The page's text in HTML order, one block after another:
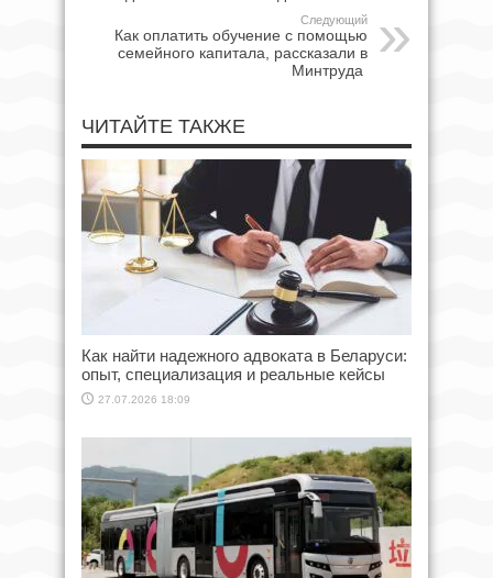
Следующий
Как оплатить обучение с помощью
семейного капитала, рассказали в
Минтруда
ЧИТАЙТЕ ТАКЖЕ
Как найти надежного адвоката в Беларуси:
опыт, специализация и реальные кейсы
27.07.2026 18:09